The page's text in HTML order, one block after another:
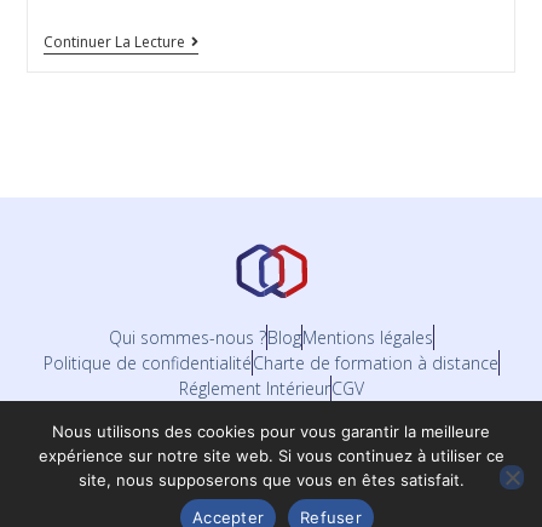
Continuer La Lecture
Qui sommes-nous ?BlogMentions légales
Politique de confidentialitéCharte de formation à distance
Réglement IntérieurCGV
Nous utilisons des cookies pour vous garantir la meilleure
expérience sur notre site web. Si vous continuez à utiliser ce
site, nous supposerons que vous en êtes satisfait.
Accepter
Refuser